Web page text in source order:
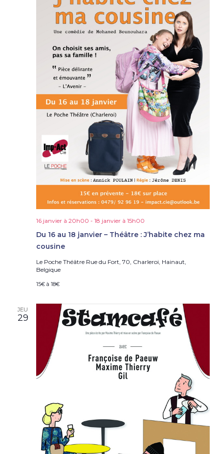
Du 16 au 18 janvier – Théâtre : J’habite chez ma
cousine
16 janvier à 20h00 - 18 janvier à 15h00
Le Poche Théâtre Rue du Fort, 70, Charleroi, Hainaut,
Belgique
15€ à 18€
JEU
29